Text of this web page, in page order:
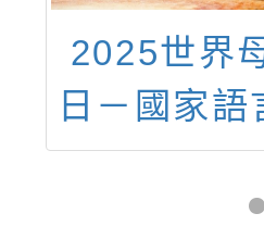
2025世界
日－國家語
活節